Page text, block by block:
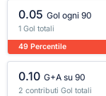
0.05 Gol ogni 90
1 Gol totali
49 Percentile
0.10 G+A su 90
2 contributi Gol totali